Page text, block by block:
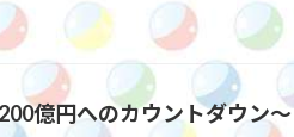
億円へのカウントダウン～